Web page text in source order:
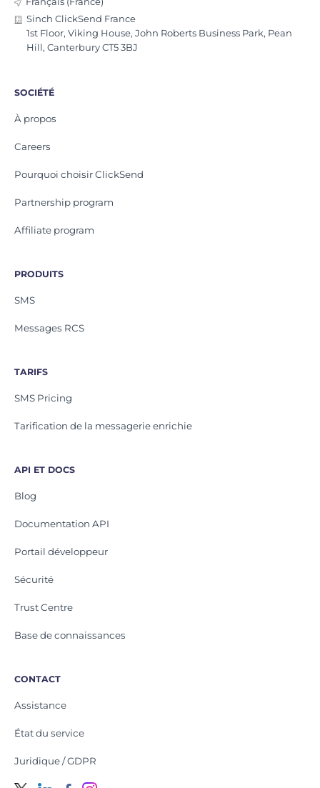
Sinch ClickSend France
1st Floor, Viking House, John Roberts Business Park, Pean
Hill, Canterbury CT5 3BJ
SOCIÉTÉ
À propos
Careers
Pourquoi choisir ClickSend
Partnership program
Affiliate program
PRODUITS
SMS
Messages RCS
TARIFS
SMS Pricing
Tarification de la messagerie enrichie
API ET DOCS
Blog
Documentation API
Portail développeur
Sécurité
Trust Centre
Base de connaissances
CONTACT
Assistance
État du service
Juridique / GDPR